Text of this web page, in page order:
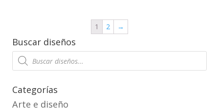
1 2 →
Buscar diseños
Products
search
Categorías
Arte e diseño